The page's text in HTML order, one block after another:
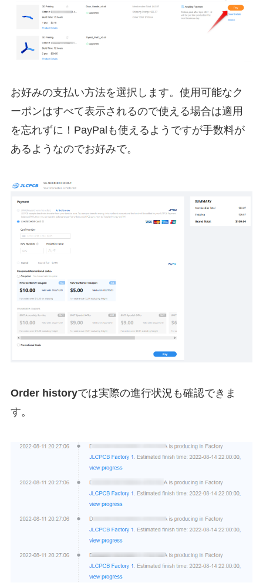
お好みの支払い方法を選択します。使用可能なク
ーポンはすべて表示されるので使える場合は適用
を忘れずに！PayPalも使えるようですが手数料が
あるようなのでお好みで。
Order historyでは実際の進行状況も確認できま
す。